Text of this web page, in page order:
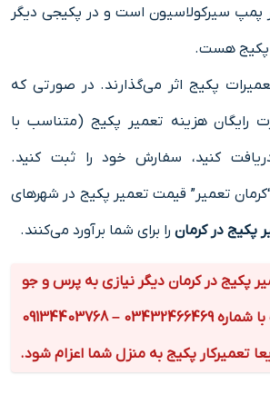
پمپ سیرکولاسیون است و در پکیجی دیگر
پکیج هست.
پکیج اثر می‌گذارند. در صورتی که
رایگان هزینه تعمیر پکیج (متناسب با
کنید، سفارش خود را ثبت کنید.
تعمیر” قیمت تعمیر پکیج در شهرهای
پکیج در کرمان را برای شما برآورد می‌کنند.
پکیج در کرمان دیگر نیازی به پرس و جو
نیست تنها کافیست با شماره 03432466469 – 09134403768
تعمیرکار پکیج به منزل شما اعزام شود.